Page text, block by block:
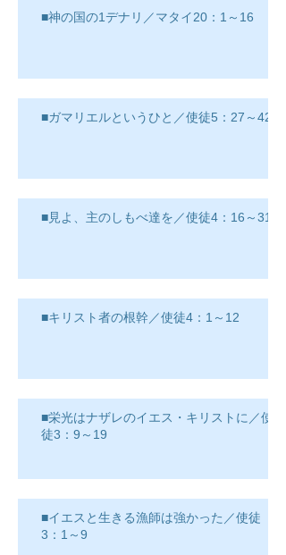
■神の国の1デナリ／マタイ20：1～16
■ガマリエルというひと／使徒5：27～42
■見よ、主のしもべ達を／使徒4：16～31
■キリスト者の根幹／使徒4：1～12
■栄光はナザレのイエス・キリストに／使
徒3：9～19
■イエスと生きる漁師は強かった／使徒
3：1～9